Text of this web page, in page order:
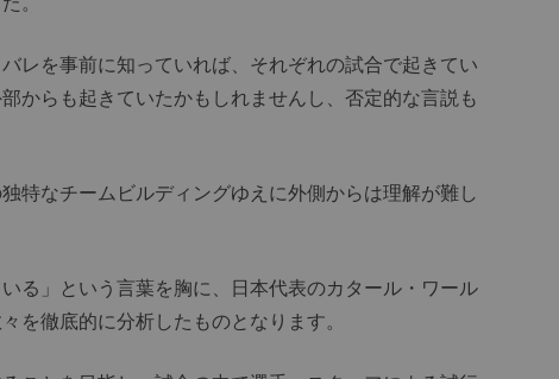
レを事前に知っていれば、それぞれの試合で起きてい
からも起きていたかもしれませんし、否定的な言説も
特なチームビルディングゆえに外側からは理解が難し
る」という言葉を胸に、日本代表のカタール・ワール
を徹底的に分析したものとなります。